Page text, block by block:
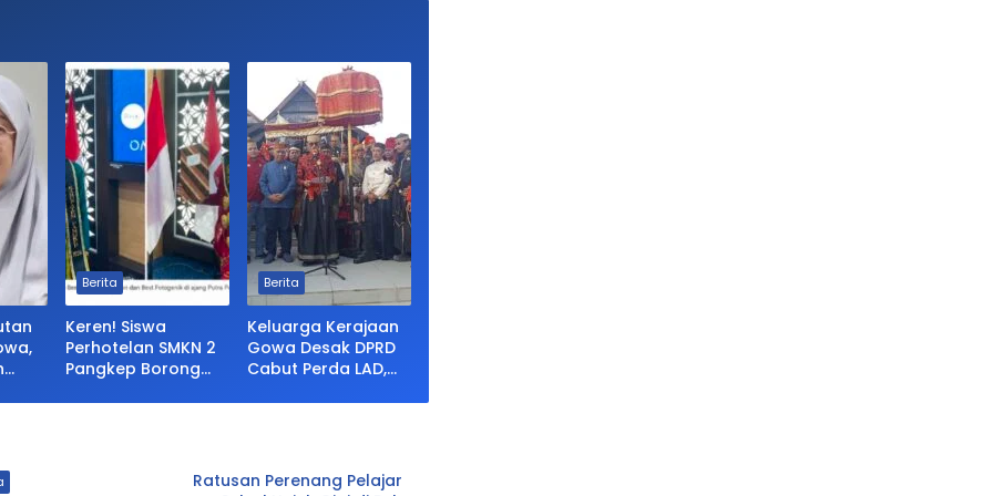
Berita
Keren! Siswa
Perhotelan SMKN 2
Pangkep Borong
Pangkep 2026,
Berita
Keluarga Kerajaan
Gowa Desak DPRD
Cabut Perda LAD,
Lompoa Diminta
Ratusan Perenang Pelajar